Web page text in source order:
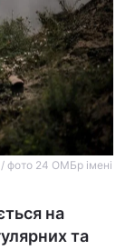
фото 24 ОМБр імені
на
та